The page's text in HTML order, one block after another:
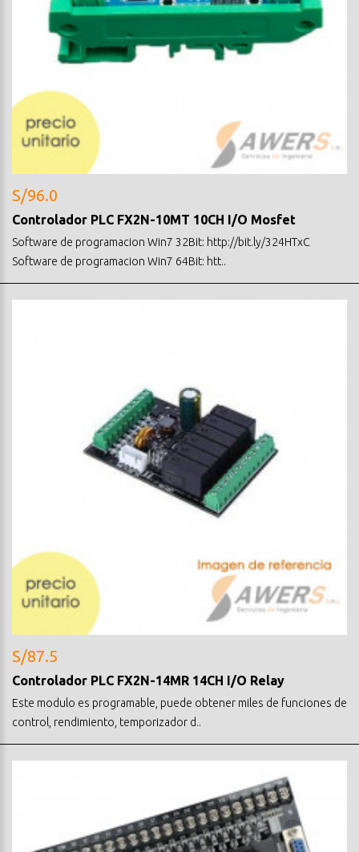
S/96.0
Controlador PLC FX2N-10MT 10CH I/O Mosfet
Software de programacion Win7 32Bit: http://bit.ly/324HTxC
Software de programacion Win7 64Bit: htt..
S/87.5
Controlador PLC FX2N-14MR 14CH I/O Relay
Este modulo es programable, puede obtener miles de funciones de
control, rendimiento, temporizador d..